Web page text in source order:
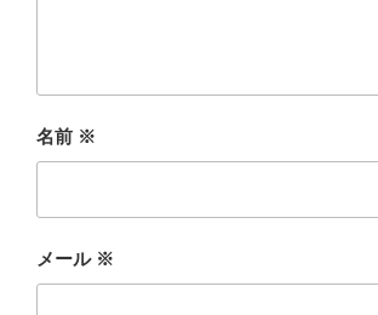
名前 ※
メール ※